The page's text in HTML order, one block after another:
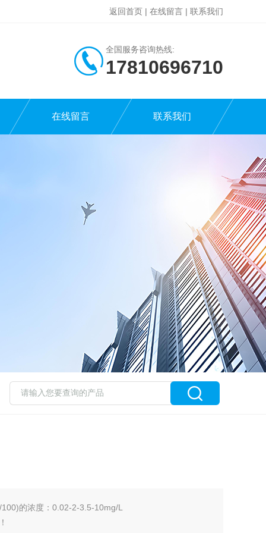
返回首页 | 在线留言 | 联系我们
全国服务咨询热线:
17810696710
在线留言 联系我们
的浓度：0.02-2-3.5-10mg/L